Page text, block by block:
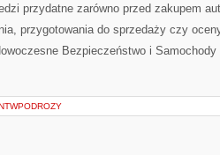
przydatne zarówno przed zakupem
przygotowania do sprzedaży czy
Bezpieczeństwo i